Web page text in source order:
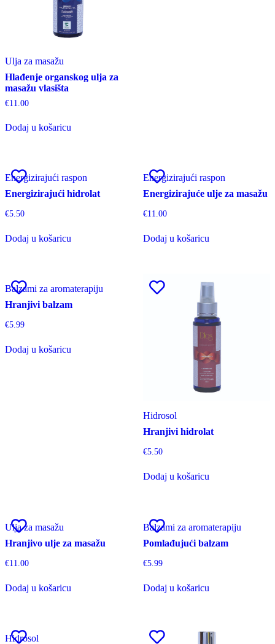
Ulja za masažu
Hlađenje organskog ulja za
masažu vlasišta
€11.00
Dodaj u košaricu
Energizirajući raspon
Energizirajući hidrolat
€5.50
Dodaj u košaricu
Energizirajući raspon
Energizirajuće ulje za masažu
€11.00
Dodaj u košaricu
Balzami za aromaterapiju
Hranjivi balzam
€5.99
Dodaj u košaricu
Hidrosol
Hranjivi hidrolat
€5.50
Dodaj u košaricu
Ulja za masažu
Hranjivo ulje za masažu
€11.00
Dodaj u košaricu
Balzami za aromaterapiju
Pomlađujući balzam
€5.99
Dodaj u košaricu
Hidrosol